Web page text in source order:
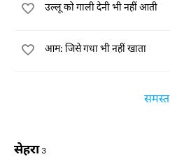
उल्लू को गाली देनी भी नहीं आती
आम: जिसे गधा भी नहीं खाता
समस्त
सेहरा3